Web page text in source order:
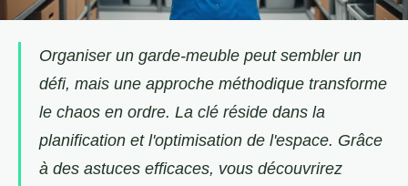
Organiser un garde-meuble peut sembler un
défi, mais une approche méthodique transforme
le chaos en ordre. La clé réside dans la
planification et l'optimisation de l'espace. Grâce
à des astuces efficaces, vous découvrirez